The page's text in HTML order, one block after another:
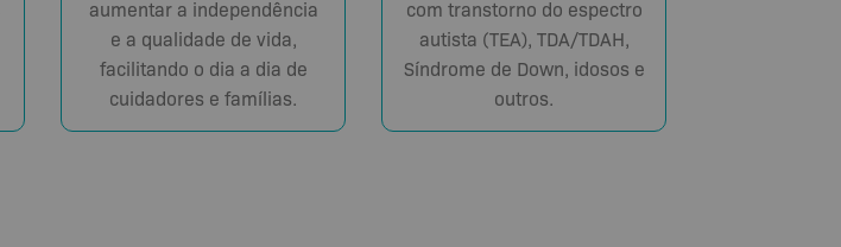
aumentar a independência
e a qualidade de vida,
facilitando o dia a dia de
cuidadores e famílias.
com transtorno do espectro
autista (TEA), TDA/TDAH,
Síndrome de Down, idosos e
outros.